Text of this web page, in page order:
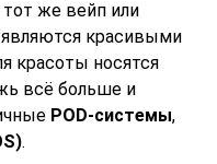
же вейп или
являются красивыми
красоты носятся
всё больше и
POD-системы,
.